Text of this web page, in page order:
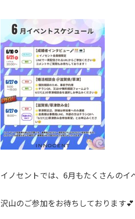
イノセントでは、6月もたくさんのイ
沢山のご参加をお待ちしております💕